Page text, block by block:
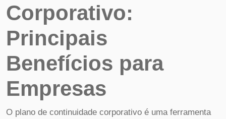
Corporativo:
Principais
Benefícios para
Empresas
O plano de continuidade corporativo é uma ferramenta